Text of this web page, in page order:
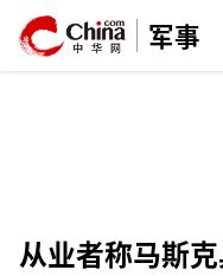
军事
从业者称马斯